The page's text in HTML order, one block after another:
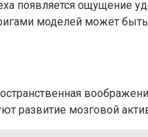
ощущение
моделей может
развитие мозговой